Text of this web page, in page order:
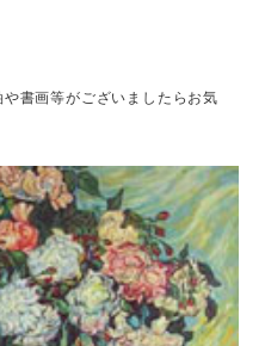
書画等がございましたらお気